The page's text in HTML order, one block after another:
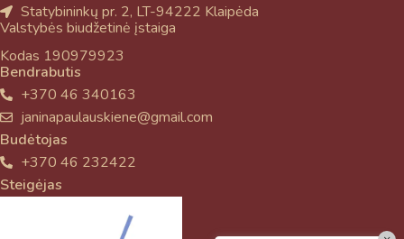
Statybininkų pr. 2, LT-94222 Klaipėda
Valstybės biudžetinė įstaiga
Kodas 190979923
Bendrabutis
+370 46 340163
janinapaulauskiene@gmail.com
Budėtojas
+370 46 232422
Steigėjas